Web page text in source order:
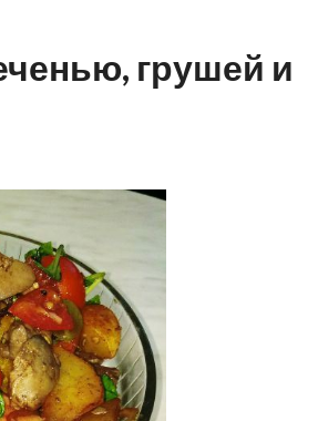
грушей и